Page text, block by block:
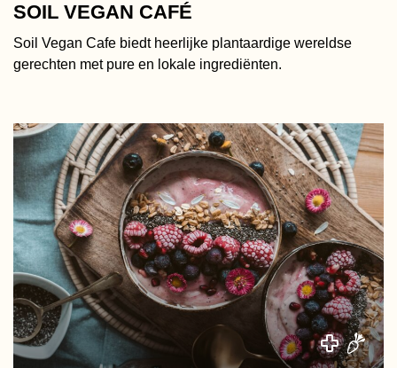
SOIL VEGAN CAFÉ
Soil Vegan Cafe biedt heerlijke plantaardige wereldse
gerechten met pure en lokale ingrediënten.